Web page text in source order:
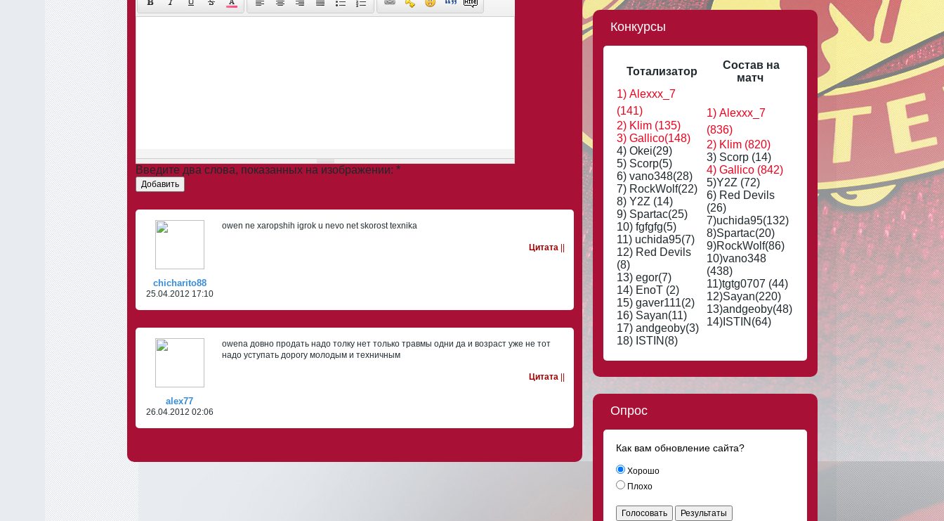
Введите два слова, показанных на изображении: *
Добавить
chicharito88
25.04.2012 17:10
owen ne xaropshih igrok u nevo net skorost texnika
Цитата ||
alex77
26.04.2012 02:06
owenа довно продать надо толку нет только травмы одни да и возраст уже не тот
надо уступать дорогу молодым и техничным
Цитата ||
Конкурсы
Тотализатор
Состав на
матч
1) Alexxx_7
(141)
2) Klim (135)
3) Gallico(148)
4) Okei(29)
5) Scorp(5)
6) vano348(28)
7) RockWolf(22)
8) Y2Z (14)
9) Spartac(25)
10) fgfgfg(5)
11) uchida95(7)
12) Red Devils
(8)
13) egor(7)
14) EnoT (2)
15) gaver111(2)
16) Sayan(11)
17) andgeoby(3)
18) ISTIN(8)
1) Alexxx_7
(836)
2) Klim (820)
3) Scorp (14)
4) Gallico (842)
5)Y2Z (72)
6) Red Devils
(26)
7)uchida95(132)
8)Spartac(20)
9)RockWolf(86)
10)vano348
(438)
11)tgtg0707 (44)
12)Sayan(220)
13)andgeoby(48)
14)ISTIN(64)
Опрос
Как вам обновление сайта?
Хорошо
Плохо
Голосовать Результаты